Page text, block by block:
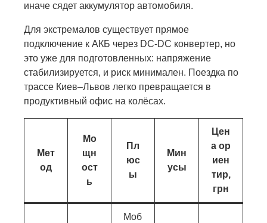
иначе сядет аккумулятор автомобиля.
Для экстремалов существует прямое
подключение к АКБ через DC-DC конвертер, но
это уже для подготовленных: напряжение
стабилизируется, и риск минимален. Поездка по
трассе Киев–Львов легко превращается в
продуктивный офис на колёсах.
Мет
од
Мо
щн
ост
ь
Пл
юс
ы
Мин
усы
Цен
а ор
иен
тир,
грн
Моб